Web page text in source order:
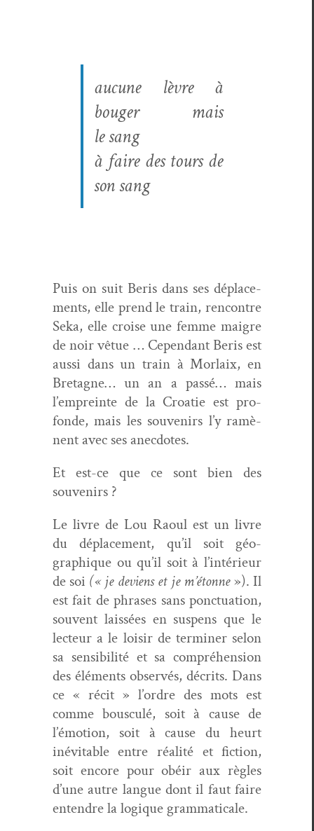
aucune lèvre à
bouger mais
le sang
à faire des tours de
son sang
Puis on suit Beris dans ses déplace­
ments, elle prend le train, ren­con­tre
Seka, elle croise une femme mai­gre
de noir vêtue … Cepen­dant Beris est
aus­si dans un train à Mor­laix, en
Bre­tagne… un an a passé… mais
l’empreinte de la Croat­ie est pro­
fonde, mais les sou­venirs l’y ramè­
nent avec ses anecdotes.
Et est-ce que ce sont bien des
souvenirs ?
Le livre de Lou Raoul est un livre
du déplace­ment, qu’il soit géo­
graphique ou qu’il soit à l’intérieur
de soi (« je deviens et je m’étonne»). Il
est fait de phras­es sans ponc­tu­a­tion,
sou­vent lais­sées en sus­pens que le
lecteur a le loisir de ter­min­er selon
sa sen­si­bil­ité et sa com­préhen­sion
des élé­ments observés, décrits. Dans
ce « réc­it » l’ordre des mots est
comme bous­culé, soit à cause de
l’émotion, soit à cause du heurt
inévitable entre réal­ité et fic­tion,
soit encore pour obéir aux règles
d’une autre langue dont il faut faire
enten­dre la logique grammaticale.